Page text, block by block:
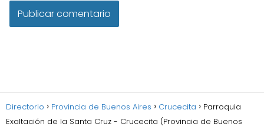
Directorio Provincia de Buenos Aires Crucecita
Parroquia
Exaltación de la Santa Cruz - Crucecita (Provincia de Buenos